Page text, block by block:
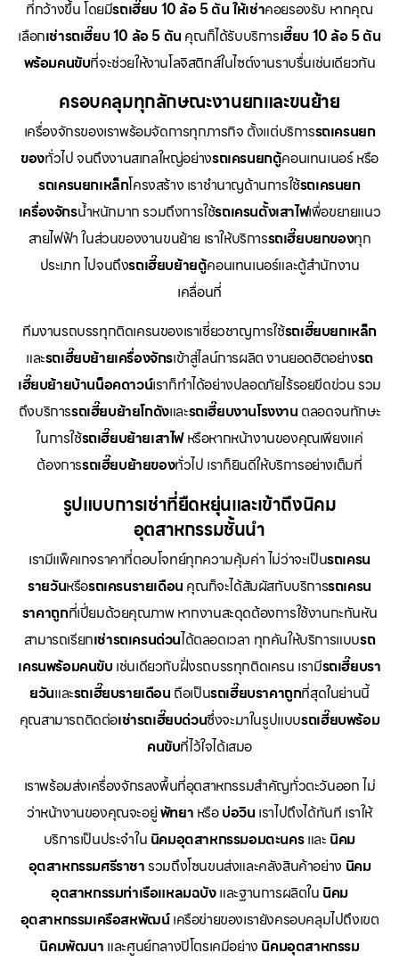
ที่กว้างขึ้น โดยมีรถเฮี๊ยบ 10 ล้อ 5 ตัน ให้เช่าคอยรองรับ หากคุณ
เลือกเช่ารถเฮี๊ยบ 10 ล้อ 5 ตัน คุณก็ได้รับบริการเฮี๊ยบ 10 ล้อ 5 ตัน
พร้อมคนขับที่จะช่วยให้งานโลจิสติกส์ในไซต์งานราบรื่นเช่นเดียวกัน
ครอบคลุมทุกลักษณะงานยกและขนย้าย
เครื่องจักรของเราพร้อมจัดการทุกภารกิจ ตั้งแต่บริการรถเครนยก
ของทั่วไป จนถึงงานสเกลใหญ่อย่างรถเครนยกตู้คอนเทนเนอร์ หรือ
รถเครนยกเหล็กโครงสร้าง เราชำนาญด้านการใช้รถเครนยก
เครื่องจักรน้ำหนักมาก รวมถึงการใช้รถเครนตั้งเสาไฟเพื่อขยายแนว
สายไฟฟ้า ในส่วนของงานขนย้าย เราให้บริการรถเฮี๊ยบยกของทุก
ประเภท ไปจนถึงรถเฮี๊ยบย้ายตู้คอนเทนเนอร์และตู้สำนักงาน
เคลื่อนที่
ทีมงานรถบรรทุกติดเครนของเราเชี่ยวชาญการใช้รถเฮี๊ยบยกเหล็ก
และรถเฮี๊ยบย้ายเครื่องจักรเข้าสู่ไลน์การผลิต งานยอดฮิตอย่างรถ
เฮี๊ยบย้ายบ้านน็อคดาวน์เราก็ทำได้อย่างปลอดภัยไร้รอยขีดข่วน รวม
ถึงบริการรถเฮี๊ยบย้ายโกดังและรถเฮี๊ยบงานโรงงาน ตลอดจนทักษะ
ในการใช้รถเฮี๊ยบย้ายเสาไฟหรือหากหน้างานของคุณเพียงแค่
ต้องการรถเฮี๊ยบย้ายของทั่วไป เราก็ยินดีให้บริการอย่างเต็มที่
รูปแบบการเช่าที่ยืดหยุ่นและเข้าถึงนิคม
อุตสาหกรรมชั้นนำ
เรามีแพ็คเกจราคาที่ตอบโจทย์ทุกความคุ้มค่า ไม่ว่าจะเป็นรถเครน
รายวันหรือรถเครนรายเดือน คุณก็จะได้สัมผัสกับบริการรถเครน
ราคาถูกที่เปี่ยมด้วยคุณภาพ หากงานสะดุดต้องการใช้งานกะทันหัน
สามารถเรียกเช่ารถเครนด่วนได้ตลอดเวลา ทุกคันให้บริการแบบรถ
เครนพร้อมคนขับ เช่นเดียวกับฝั่งรถบรรทุกติดเครน เรามีรถเฮี๊ยบรา
ยวันและรถเฮี๊ยบรายเดือน ถือเป็นรถเฮี๊ยบราคาถูกที่สุดในย่านนี้
คุณสามารถติดต่อเช่ารถเฮี๊ยบด่วนซึ่งจะมาในรูปแบบรถเฮี๊ยบพร้อม
คนขับที่ไว้ใจได้เสมอ
เราพร้อมส่งเครื่องจักรลงพื้นที่อุตสาหกรรมสำคัญทั่วตะวันออก ไม่
ว่าหน้างานของคุณจะอยู่พัทยา หรือบ่อวิน เราไปถึงได้ทันที เราให้
บริการเป็นประจำใน นิคมอุตสาหกรรมอมตะนครและ นิคม
อุตสาหกรรมศรีราชารวมถึงโซนขนส่งและคลังสินค้าอย่าง นิคม
อุตสาหกรรมท่าเรือแหลมฉบังและฐานการผลิตใน นิคม
อุตสาหกรรมเครือสหพัฒน์เครือข่ายของเรายังครอบคลุมไปถึงเขต
นิคมพัฒนา และศูนย์กลางปิโตรเคมีอย่าง นิคมอุตสาหกรรม